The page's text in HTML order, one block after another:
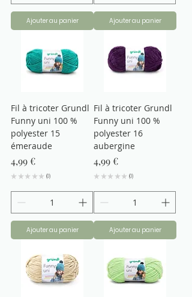
Ajouter au panier Ajouter au panier
Fil à tricoter Grundl
Funny uni 100 %
polyester 15
émeraude
Prix
4,99 €
★ ★ ★ ★ ★ 0
0
Ajouter au panier
Fil à tricoter Grundl
Funny uni 100 %
polyester 16
aubergine
Prix
4,99 €
★ ★ ★ ★ ★ 0
0
Ajouter au panier